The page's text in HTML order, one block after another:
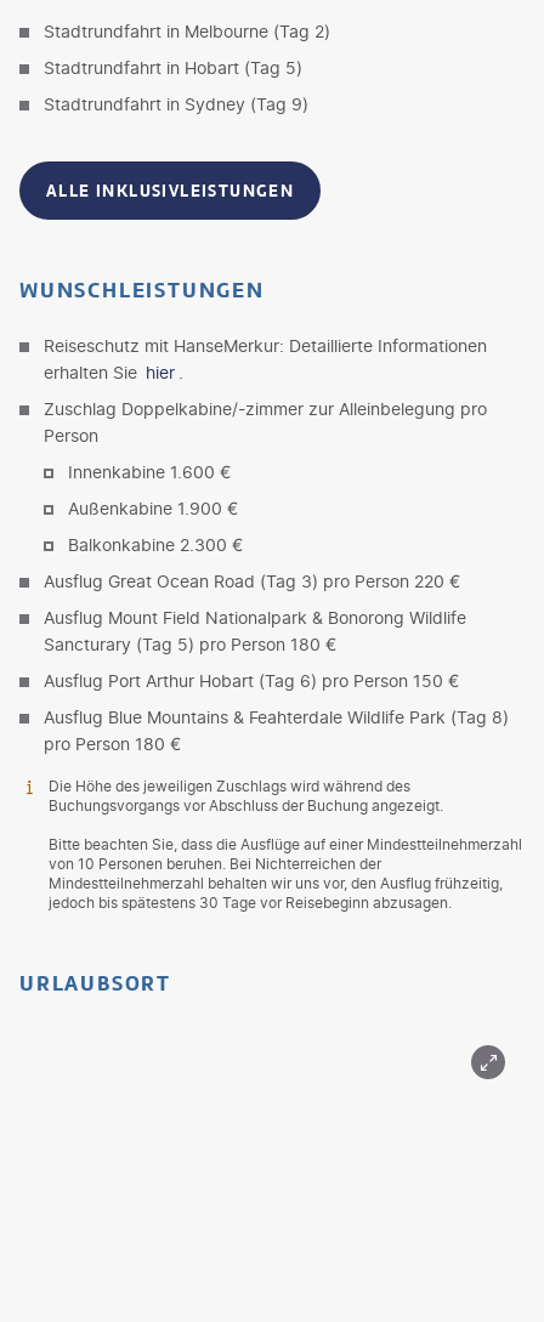
Stadtrundfahrt in Melbourne (Tag 2)
Stadtrundfahrt in Hobart (Tag 5)
Stadtrundfahrt in Sydney (Tag 9)
ALLE INKLUSIVLEISTUNGEN
WUNSCHLEISTUNGEN
Reiseschutz mit HanseMerkur: Detaillierte Informationen
erhalten Sie hier
Zuschlag Doppelkabine/-zimmer zur Alleinbelegung pro
Person
Innenkabine 1.600 €
Außenkabine 1.900 €
Balkonkabine 2.300 €
Ausflug Great Ocean Road (Tag 3) pro Person 220 €
Ausflug Mount Field Nationalpark & Bonorong Wildlife
Sancturary (Tag 5) pro Person 180 €
Ausflug Port Arthur Hobart (Tag 6) pro Person 150 €
Ausflug Blue Mountains & Feahterdale Wildlife Park (Tag 8)
pro Person 180 €
Die Höhe des jeweiligen Zuschlags wird während des
Buchungsvorgangs vor Abschluss der Buchung angezeigt.
Bitte beachten Sie, dass die Ausflüge auf einer Mindestteilnehmerzahl
von 10 Personen beruhen. Bei Nichterreichen der
Mindestteilnehmerzahl behalten wir uns vor, den Ausflug frühzeitig,
jedoch bis spätestens 30 Tage vor Reisebeginn abzusagen.
URLAUBSORT